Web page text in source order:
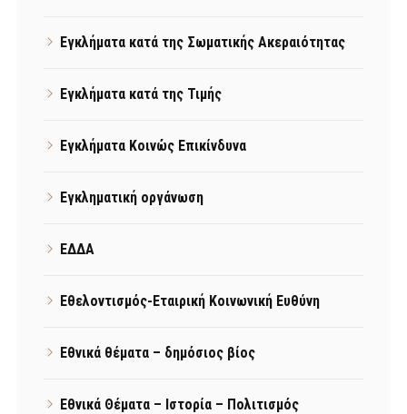
Εγκλήματα κατά της Σωματικής Ακεραιότητας
Εγκλήματα κατά της Τιμής
Εγκλήματα Κοινώς Επικίνδυνα
Εγκληματική οργάνωση
ΕΔΔΑ
Εθελοντισμός-Εταιρική Κοινωνική Ευθύνη
Εθνικά θέματα – δημόσιος βίος
Εθνικά Θέματα – Ιστορία – Πολιτισμός